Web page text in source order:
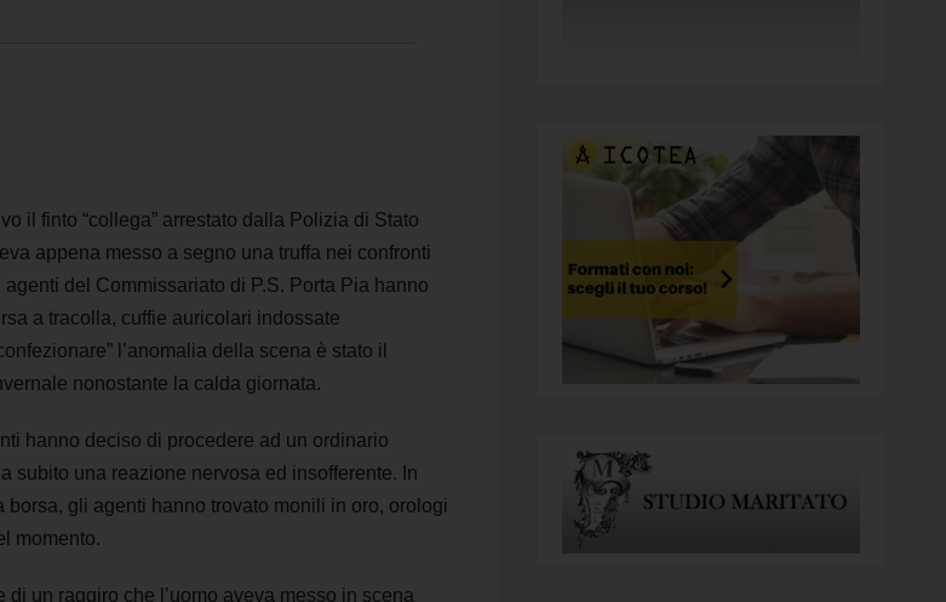
il finto “collega” arrestato dalla Polizia di Stato
appena messo a segno una truffa nei confronti
del Commissariato di P.S. Porta Pia hanno
a tracolla, cuffie auricolari indossate
l’anomalia della scena è stato il
nonostante la calda giornata.
hanno deciso di procedere ad un ordinario
subito una reazione nervosa ed insofferente. In
borsa, gli agenti hanno trovato monili in oro, orologi
momento.
un raggiro che l’uomo aveva messo in scena